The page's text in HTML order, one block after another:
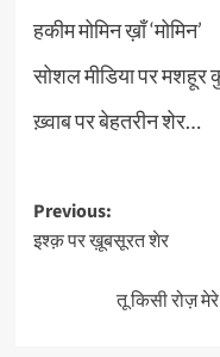
हकीम मोमिन ख़ाँ ‘मोमिन’
सोशल मीडिया पर
ख़्वाब पर बेहतरीन शेर…
Post
navigation
Previous:
इश्क़ पर ख़ूबसूरत शेर
तू किसी रोज़